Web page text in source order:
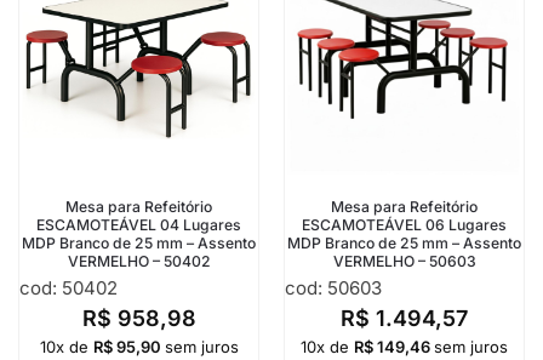
Mesa para Refeitório
ESCAMOTEÁVEL 04 Lugares
MDP Branco de 25 mm – Assento
VERMELHO – 50402
cod: 50402
R$ 958,98
10x de R$95,90 sem juros
Mesa para Refeitório
ESCAMOTEÁVEL 06 Lugares
MDP Branco de 25 mm – Assento
VERMELHO – 50603
cod: 50603
R$ 1.494,57
10x de R$149,46sem juros